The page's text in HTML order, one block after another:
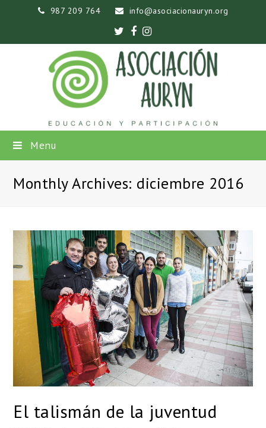
987 209 764 info@asociacionauryn.org
Twitter
Facebook
Instagram
Menu
Monthly Archives: diciembre 2016
El talismán de la juventud